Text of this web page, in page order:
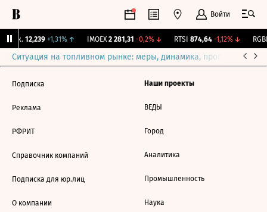
Войти
Бирж. 12,239 +1,31%↑ IMOEX 2 281,31 -0,2%↓ RTSI 874,64 -1,12%↓ RGBI
Ситуация на топливном рынке: меры, динамика, прогнозы
Подписка
Реклама
РФРИТ
Справочник компаний
Подписка для юр.лиц
О компании
Наши проекты
ВЕДЫ
Город
Аналитика
Промышленность
Наука